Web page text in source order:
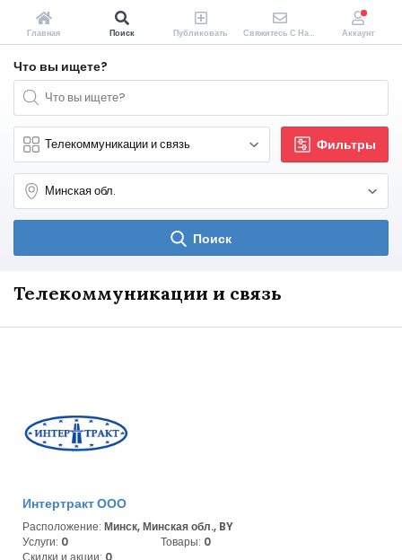
Что вы ищете?
Фильтры
Поиск
Телекоммуникации и связь
Интертракт ООО
Расположение: Минск, Минская обл., BY
Услуги: 0 Товары: 0
Скидки и акции: 0
Главная Поиск Публиковать Свяжитесь С Нами Аккаунт